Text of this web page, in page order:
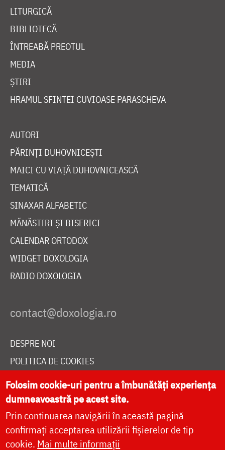
LITURGICĂ
BIBLIOTECĂ
ÎNTREABĂ PREOTUL
MEDIA
ȘTIRI
HRAMUL SFINTEI CUVIOASE PARASCHEVA
AUTORI
PĂRINȚI DUHOVNICEȘTI
MAICI CU VIAȚĂ DUHOVNICEASCĂ
TEMATICĂ
SINAXAR ALFABETIC
MĂNĂSTIRI ȘI BISERICI
CALENDAR ORTODOX
WIDGET DOXOLOGIA
RADIO DOXOLOGIA
DESPRE NOI
POLITICA DE COOKIES
DONEAZĂ ONLINE PENTRU CATEDRALA NAȚIONALĂ
LIVE
Folosim cookie-uri pentru a îmbunătăți experiența
dumneavoastră pe acest site.
Prin continuarea navigării în această pagină
confirmați acceptarea utilizării fișierelor de tip
cookie. Mai multe informații